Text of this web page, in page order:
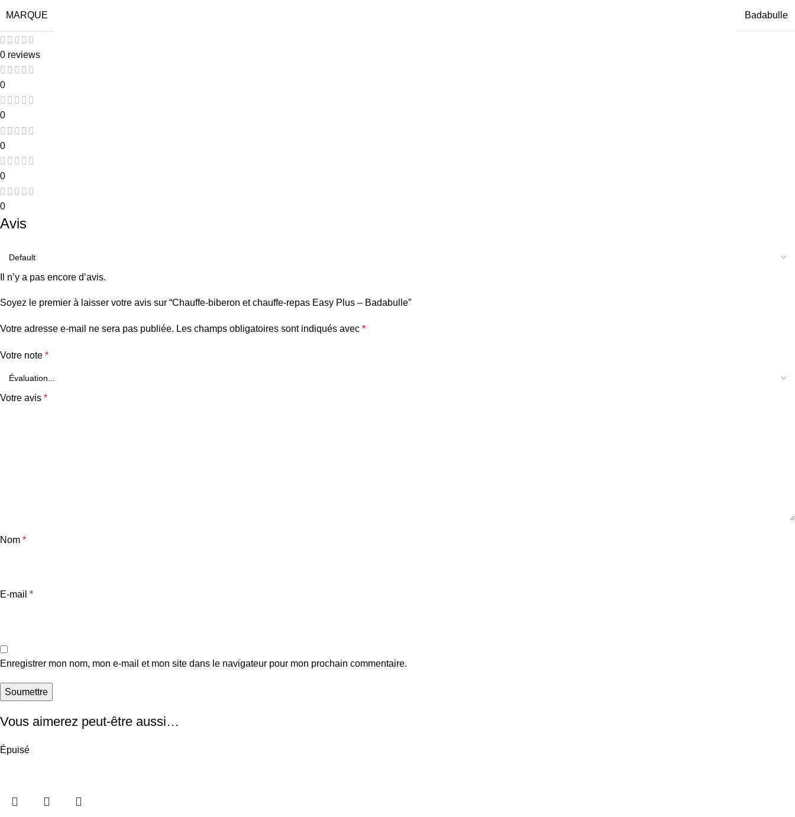
MARQUE Badabulle
0 reviews
0
0
0
0
0
Avis
Il n’y a pas encore d’avis.
Soyez le premier à laisser votre avis sur “Chauffe-biberon et chauffe-repas Easy Plus – Badabulle”
Votre adresse e-mail ne sera pas publiée. Les champs obligatoires sont indiqués avec *
Votre note *
Votre avis *
Nom *
E-mail *
Enregistrer mon nom, mon e-mail et mon site dans le navigateur pour mon prochain commentaire.
Vous aimerez peut-être aussi…
Épuisé